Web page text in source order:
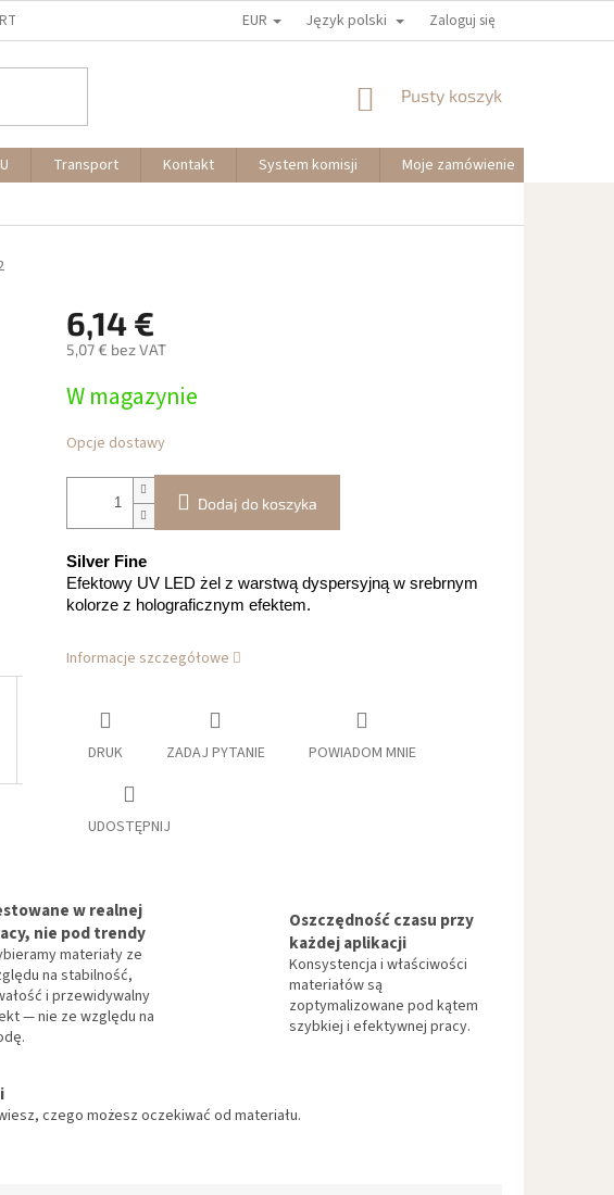
EUR Język polski Zaloguj się
KOSZYK
Pusty koszyk
Transport Kontakt System komisji
Moje zamówienie
6,14 €
5,07 € bez VAT
jednostkowa:
W magazynie
Opcje dostawy
Dodaj do koszyka
Silver Fine
Efektowy UV LED żel z warstwą dyspersyjną w srebrnym
kolorze z holograficznym efektem.
Informacje szczegółowe
DRUK ZADAJ PYTANIE POWIADOM MNIE
UDOSTĘPNIJ
w realnej
nie pod trendy
materiały ze
na stabilność,
i przewidywalny
— nie ze względu na
Oszczędność czasu przy
każdej aplikacji
Konsystencja i właściwości
materiałów są
zoptymalizowane pod kątem
szybkiej i efektywnej pracy.
czego możesz oczekiwać od materiału.